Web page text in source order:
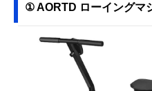
① AORTD ローイングマ